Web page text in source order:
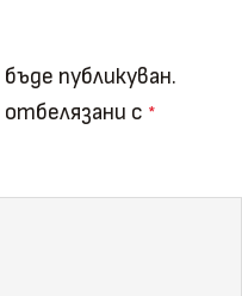
публикуван.
с *